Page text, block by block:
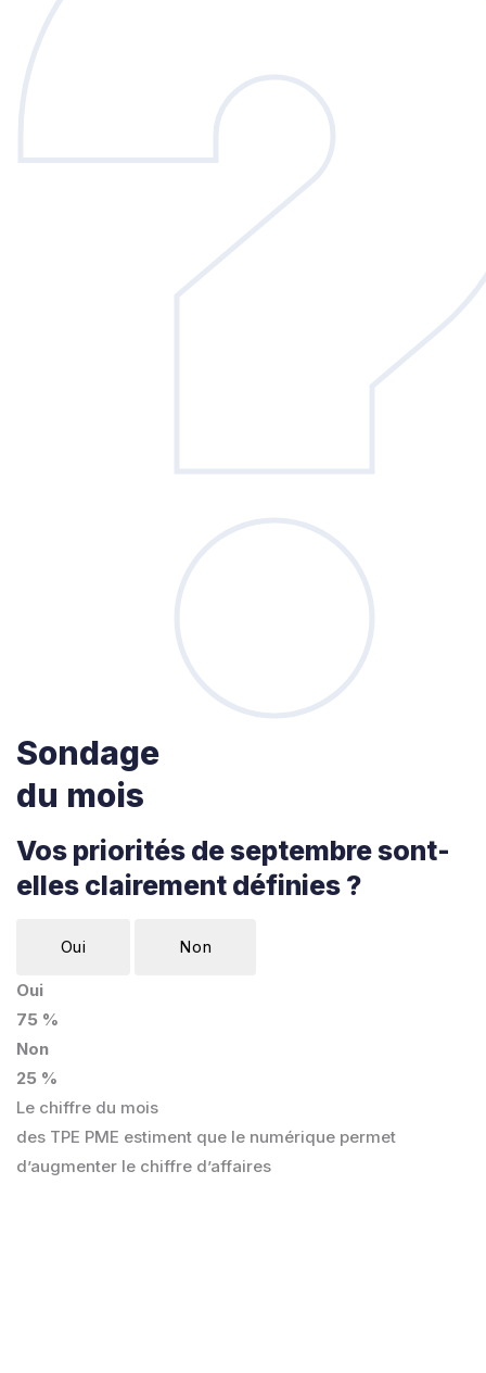
Sondage
du mois
Vos priorités de septembre sont-
elles clairement définies ?
Oui Non
Oui
75 %
Non
25 %
Le chiffre du mois
des TPE PME estiment que le numérique permet
d’augmenter le chiffre d’affaires